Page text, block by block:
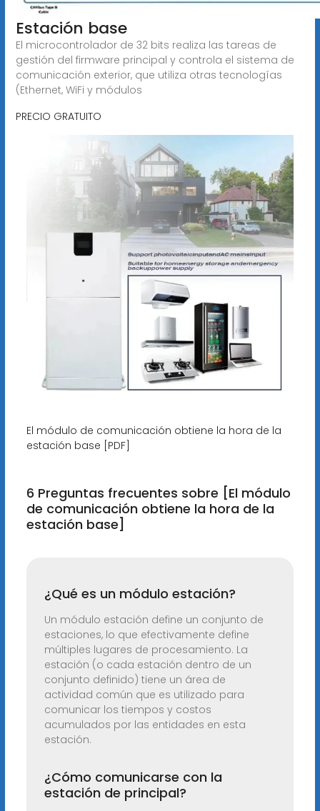
Estación base
El microcontrolador de 32 bits realiza las tareas de
gestión del firmware principal y controla el sistema de
comunicación exterior, que utiliza otras tecnologías
(Ethernet, WiFi y módulos
PRECIO GRATUITO
El módulo de comunicación obtiene la hora de la
estación base [PDF]
6 Preguntas frecuentes sobre [El módulo
de comunicación obtiene la hora de la
estación base]
¿Qué es un módulo estación?
Un módulo estación define un conjunto de
estaciones, lo que efectivamente define
múltiples lugares de procesamiento. La
estación (o cada estación dentro de un
conjunto definido) tiene un área de
actividad común que es utilizado para
comunicar los tiempos y costos
acumulados por las entidades en esta
estación.
¿Cómo comunicarse con la
estación de principal?